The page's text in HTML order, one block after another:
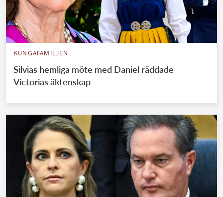
KUNGAFAMILJEN
Silvias hemliga möte med Daniel räddade
Victorias äktenskap